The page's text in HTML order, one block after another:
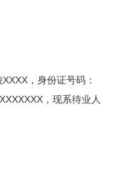
，身份证号码：
，现系待业人